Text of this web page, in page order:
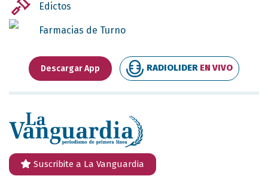
Edictos
Farmacias de Turno
Descargar App RADIOLIDER EN VIVO
Suscribite a La Vanguardia